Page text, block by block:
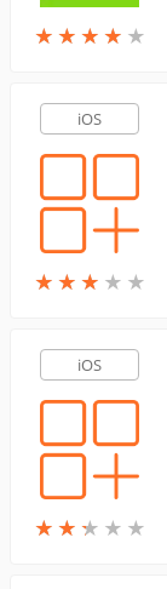
★ ★ ★ ★ ★
★ ★ ★ ★ ★
iOS
★ ★ ★ ★ ★
★ ★ ★ ★ ★
iOS
★ ★ ★ ★ ★
★ ★ ★ ★ ★